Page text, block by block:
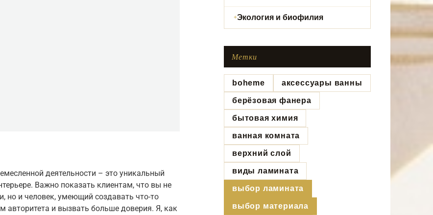
деятельности – это уникальный
Важно показать клиентам, что вы не
но и человек, умеющий создавать что-то
и вызвать больше доверия. Я, как
Экология и биофилия
Метки
boheme аксессуары ванны
берёзовая фанера
бытовая химия
ванная комната
верхний слой
виды ламината
выбор ламината
выбор материала